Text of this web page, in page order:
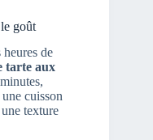
goût
de
tarte aux
cuisson
texture